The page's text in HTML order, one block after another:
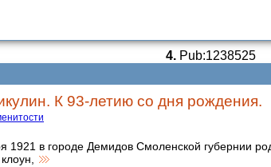
4.Pub:1238525
К 93-летию со дня рождения.
1921 в городе Демидов Смоленской губернии